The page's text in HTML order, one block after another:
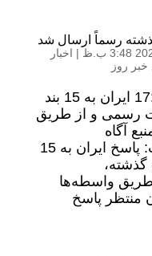
رسماً ارسال شد
| اخبار
خبر روز
06 فروردين 1405 – 17:07 ایران به 15 بند
رسمی و از طریق
آگاه
به خبرگزاری تسنیم گفت: پاسخ ایران به 15
گذشته،
واسطه‌ها
منتظر پاسخ